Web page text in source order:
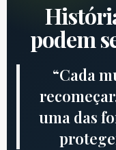
podem
“Cada
uma das